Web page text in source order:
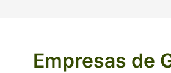
Empresas de